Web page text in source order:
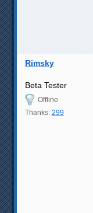
Rimsky
Beta Tester
Offline
Thanks: 299